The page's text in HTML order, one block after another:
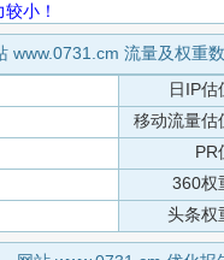
小！
www.0731.cm 流量及权重
日IP估
移动流量估
PR
360权
头条权